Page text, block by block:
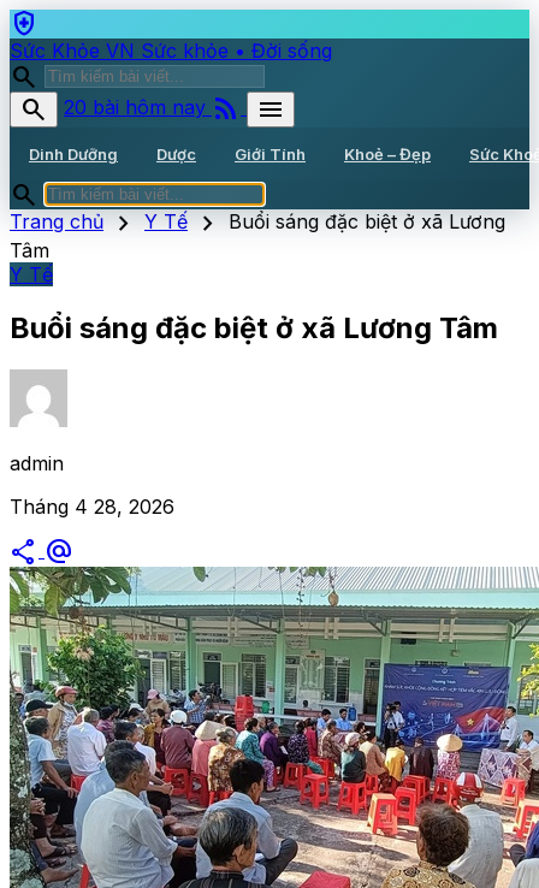
health_and_safety
Sức Khỏe VN Sức khỏe • Đời sống
search
search
20 bài hôm nay rss_feed menu
Dinh Dưỡng Dược Giới Tính Khoẻ – Đẹp Sức
search
Trang chủ chevron_right Y Tế chevron_right Buổi sáng đặc biệt ở xã Lương
Tâm
Y Tế
Buổi sáng đặc biệt ở xã Lương Tâm
admin
Tháng 4 28, 2026
share alternate_email